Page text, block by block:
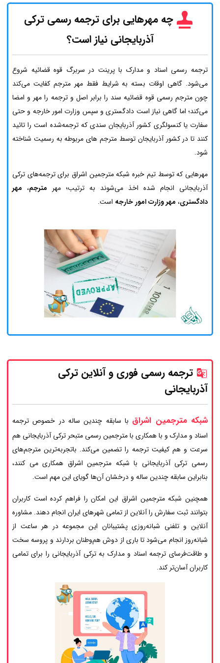
چه مهرهایی برای ترجمه رسمی ترکی
آذربایجانی نیاز است؟
ترجمه رسمی اسناد و مدارک با پرینت در سربرگ قوه قضائیه شروع
می‌شود. گاهی اوقات بسته به شرایط فقط مهر مترجم کفایت می‌کند
چون مترجم رسمی قوه قضائیه سند را برابر اصل و ترجمه را مهر و امضا
می‌کند؛ اما گاهی نیاز است دادگستری و سپس وزارت امور خارجه و حتی
سفارت یا کنسولگری کشور آذربایجان سندی که ترجمه‌شده است را تائید
کنند تا در کشور آذربایجان توسط مترجم های مربوطه به رسمیت شناخته
شود.
مهرهایی که توسط تیم خبره شبکه مترجمین اشراق برای ترجمه‌های ترکی
آذربایجانی انجام شده اخذ می‌شوند به ترتیب؛ مهر مترجم، مهر
دادگستری، مهر وزارت امور خارجه است.
ترجمه رسمی فوری و آنلاین ترکی
آذربایجانی
شبکه مترجمین اشراق با سابقه چندین ساله در خصوص ترجمه
اسناد و مدارک و با همکاری با مترجمین رسمی متبحر ترکی آذربایجانی هم
سرعت و هم کیفیت ترجمه را تضمین می‌کند. باتجربه‌ترین مترجم‌های
رسمی ترکی آذربایجانی با شبکه مترجمین اشراق همکاری می کنند،
بنابراین سابقه چندین ساله و درخشان آن‌ها گویای این مهم است.
همچنین شبکه مترجمین اشراق این امکان را فراهم کرده است کاربران
بتوانند ثبت سفارش را آنلاین از تمامی شهرهای ایران انجام دهند. مشاوره
آنلاین و تلفنی شبانه‌روزی پشتیبانان این مجموعه در هر ساعت از
شبانه‌روز انجام می‌شود تا باری از دوش هم‌وطنان بردارند و پروسه سخت
و طاقت‌فرسای ترجمه اسناد و مدارک به ترکی آذربایجانی را برای تمامی
کاربران آسان‌تر کند.